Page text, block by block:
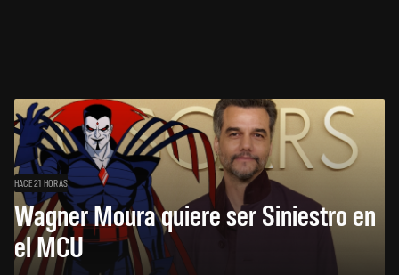
HACE 21 HORAS
Wagner Moura quiere ser Siniestro en
el MCU